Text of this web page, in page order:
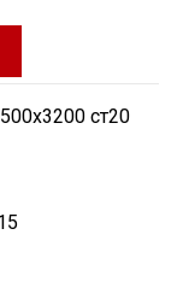
ст20